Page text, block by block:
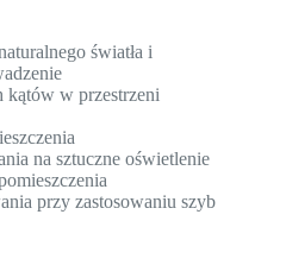
światła i
kątów w przestrzeni
na sztuczne oświetlenie
przy zastosowaniu szyb